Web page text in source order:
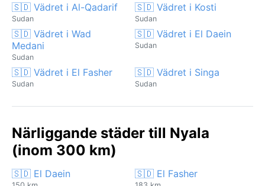
🇸🇩 Vädret i Al-Qadarif
Sudan
🇸🇩 Vädret i Kosti
Sudan
🇸🇩 Vädret i Wad
Medani
Sudan
🇸🇩 Vädret i El Daein
Sudan
🇸🇩 Vädret i El Fasher
Sudan
🇸🇩 Vädret i Singa
Sudan
Närliggande städer till Nyala
(inom 300 km)
🇸🇩 El Daein 🇸🇩 El Fasher